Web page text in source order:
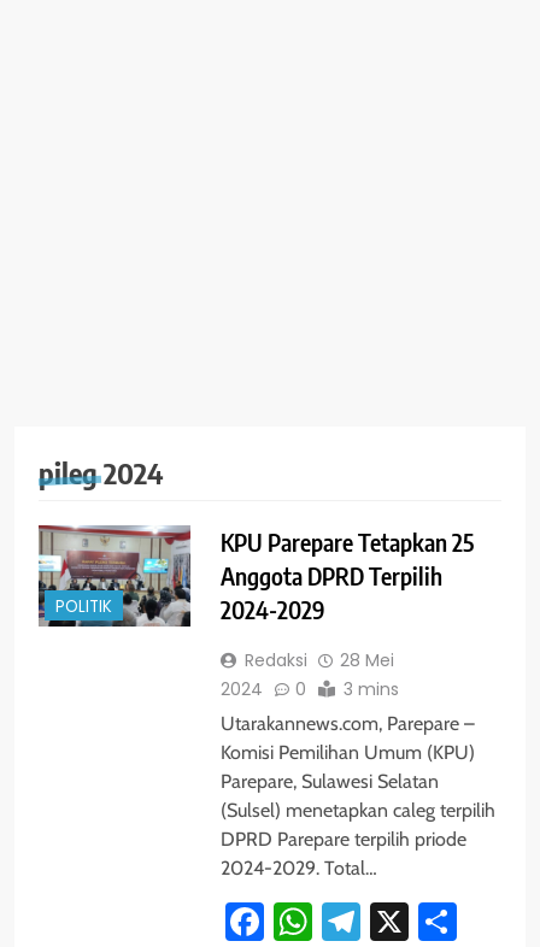
pileg 2024
POLITIK
KPU Parepare Tetapkan 25
Anggota DPRD Terpilih
2024-2029
Redaksi
28 Mei
2024
0 3 mins
Utarakannews.com, Parepare –
Komisi Pemilihan Umum (KPU)
Parepare, Sulawesi Selatan
(Sulsel) menetapkan caleg terpilih
DPRD Parepare terpilih priode
2024-2029. Total…
Facebook
WhatsApp
Telegram
X